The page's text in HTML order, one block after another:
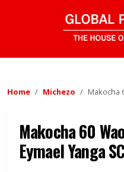
Home Michezo Makocha
Makocha 60
Eymael Yanga SC